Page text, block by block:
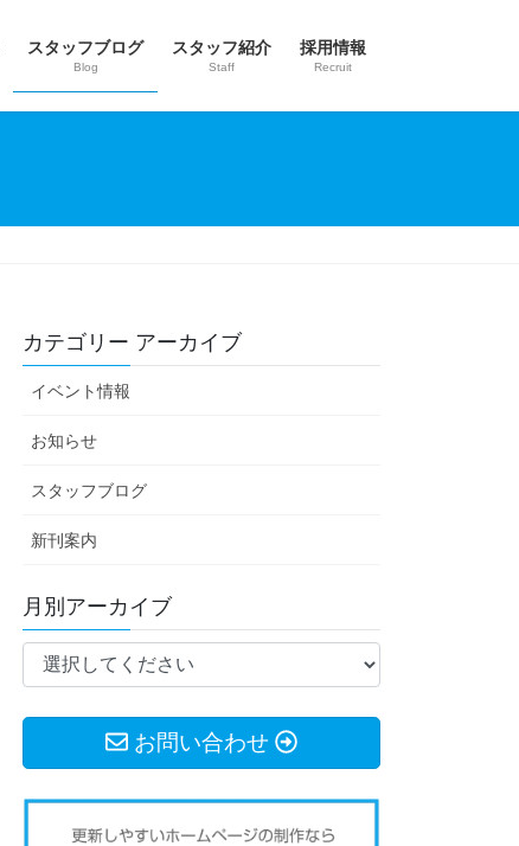
スタッフブログ
Blog
スタッフ紹介
Staff
採用情報
Recruit
カテゴリー アーカイブ
イベント情報
お知らせ
スタッフブログ
新刊案内
月別アーカイブ
お問い合わせ